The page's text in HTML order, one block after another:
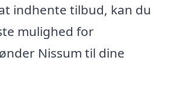
indhente tilbud, kan du
mulighed for
Nissum til dine